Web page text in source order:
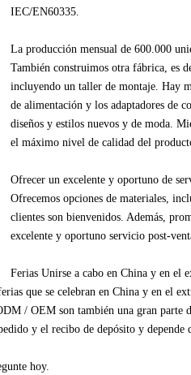
IEC/EN60335
La producción mensual de 600.000
También construimos otra fábrica , es
incluyendo un taller de montaje Hay
de alimentación y los adaptadores de
diseños y estilos nuevos y de moda.
el máximo nivel de calidad del
Ofrecer un excelente y oportuno de
Ofrecemos opciones de materiales ,
clientes son bienvenidos. Además ,
excelente y oportuno servicio post-
Ferias Unirse a cabo en China y en el
que se celebran en China y en el
/ OEM son también una gran parte
y el recibo de depósito y depende
hoy.